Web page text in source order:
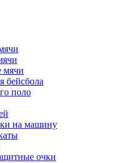
мячи
бейсбола
поло
на машину
очки